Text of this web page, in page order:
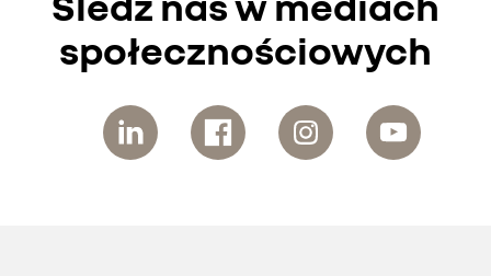
społecznościowych